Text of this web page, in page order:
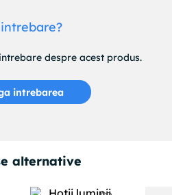
despre acest produs.
intrebarea
alternative